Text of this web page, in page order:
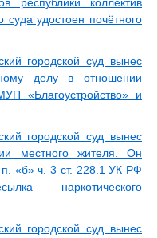
суда удостоен почётного
городской суд вынес
делу в отношении
«Благоустройство» и
городской суд вынес
местного жителя. Он
«б» ч. 3 ст. 228.1 УК РФ
наркотического
городской суд вынес